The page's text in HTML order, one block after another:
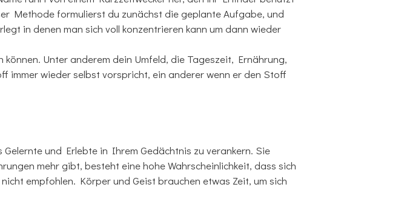
Methode formulierst du zunächst die geplante Aufgabe, und
in denen man sich voll konzentrieren kann um dann wieder
Unter anderem dein Umfeld, die Tageszeit, Ernährung,
immer wieder selbst vorspricht, ein anderer wenn er den Stoff
und Erlebte in Ihrem Gedächtnis zu verankern. Sie
mehr gibt, besteht eine hohe Wahrscheinlichkeit, dass sich
empfohlen. Körper und Geist brauchen etwas Zeit, um sich